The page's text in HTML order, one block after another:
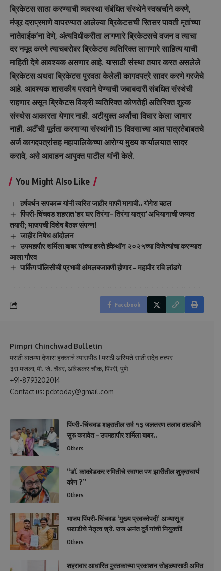
ब्रिकेटस साठा करण्याची व्यवस्था संबंधित संस्थेने स्वखर्चाने करणे,
मंजूर दराप्रमाणे वापरण्यात आलेल्या ब्रिकेटसची रितसर पावती मृतांच्या
नातेवाईकांना देणे, अंत्यविधीकरीता लागणारे ब्रिकेटसचे वजन व त्याचा
दर नमूद करणे त्याचबरोबर ब्रिकेटस व्यतिरिक्त लागणारे साहित्य याची
माहिती देणे आवश्यक असणार आहे. यासाठी संस्था तयार करत असलेले
ब्रिकेटस अथवा ब्रिकेटस पुरवठा केलेली कागदपत्रे सादर करणे गरजेचे
आहे. आवश्यक शासकीय परवाने घेण्याची जबाबदारी संबधित संस्थेची
राहणार असून ब्रिकेटस विक्री व्यतिरिक्त कोणतेही अतिरिक्त शुल्क
संस्थेस आकारता येणार नाही. अटीयुक्त अर्जांचा विचार केला जाणार
नाही. अटींची पूर्तता करणाऱ्या संस्थांनी 15 दिवसाच्या आत पात्रतेबाबतचे
अर्ज कागदपत्रांसह महापालिकेच्या आरोग्य मुख्य कार्यालयात सादर
करावे, असे आवाहन आयुक्त पाटील यांनी केले.
You Might Also Like
हर्षवर्धन सपकाळ यांनी त्वरित जाहीर माफी मागावी.. योगेश बहल
पिंपरी-चिंचवड शहरात ‘हर घर तिरंगा – तिरंगा यात्रा’ अभियानाची जय्यत
तयारी; भाजपची विशेष बैठक संपन्न!
जाहीर निषेध आंदोलन
उपमहापौर शर्मिला बाबर यांच्या हस्ते हॅकेथॉन २०२५च्या विजेत्यांचा करण्यात
आला गौरव
पार्किंग पॉलिसीची प्रभावी अंमलबजावणी होणार – महापौर रवि लांडगे
Facebook
Pimpri Chinchwad Bulletin
मराठी बातम्या देणारा हक्काचे व्यासपीठ ! मराठी अस्मिते साठी सदेव तत्पर
३रा मजला, पी. जे. चेंबर, आंबेडकर चौक, पिंपरी, पुणे
+91-8793202014
Contact us: pcbtoday@gmail.com
पिंपरी-चिंचवड शहरातील सर्व १३ जलतरण तलाव तातडीने
सुरू करावेत – उपमहापौर शर्मिला बाबर..
Others
“डॉ. काकोडकर समितीचे स्वागत पण झारीतील शुक्राचार्य
कोण ?”
Others
भाजप पिंपरी-चिंचवड ‘मुख्य प्रवक्तेपदी’ अभ्यासू व
धडाडीचे नेतृत्व श्री. राज अनंत दुर्गे यांची नियुक्ती!
Others
शहरावार आधारित पुस्तकाच्या प्रकाशन सोहळ्यासाठी अमित